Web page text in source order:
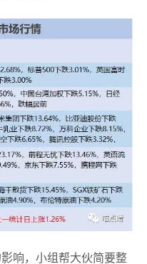
响，小组帮大伙简要整